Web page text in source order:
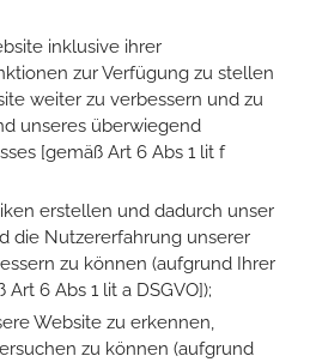
inklusive ihrer
zur Verfügung zu stellen
weiter zu verbessern und zu
unseres überwiegend
[gemäß Art 6 Abs 1 lit f
erstellen und dadurch unser
die Nutzererfahrung unserer
zu können (aufgrund Ihrer
6 Abs 1 lit a DSGVO]);
Website zu erkennen,
zu können (aufgrund